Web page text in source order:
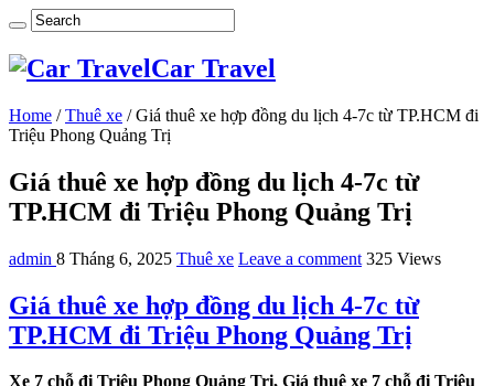
Car Travel
Home / Thuê xe / Giá thuê xe hợp đồng du lịch 4-7c từ TP.HCM đi
Triệu Phong Quảng Trị
Giá thuê xe hợp đồng du lịch 4-7c từ
TP.HCM đi Triệu Phong Quảng Trị
admin 8 Tháng 6, 2025 Thuê xe Leave a comment 325 Views
Giá thuê xe hợp đồng du lịch 4-7c từ
TP.HCM đi Triệu Phong Quảng Trị
Xe 7 chỗ đi Triệu Phong Quảng Trị, Giá thuê xe 7 chỗ đi Triệu